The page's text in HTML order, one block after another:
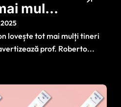
mulți
lovește tot mai mulți tineri
prof. Roberto...